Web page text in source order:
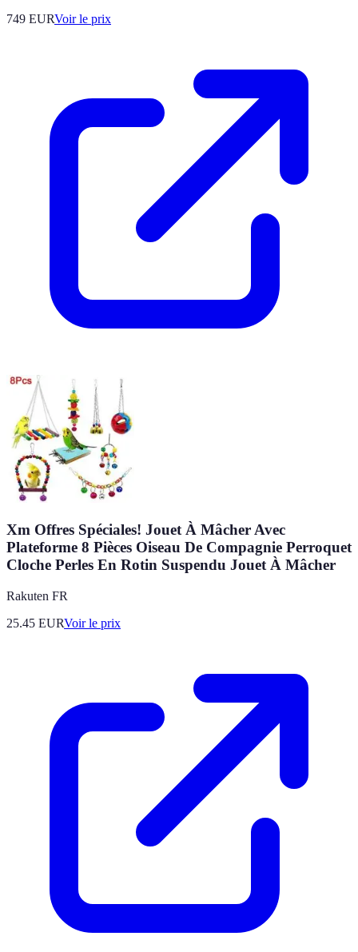
749 EURVoir le prix
Xm Offres Spéciales! Jouet À Mâcher Avec
Plateforme 8 Pièces Oiseau De Compagnie Perroquet
Cloche Perles En Rotin Suspendu Jouet À Mâcher
Rakuten FR
25.45 EURVoir le prix